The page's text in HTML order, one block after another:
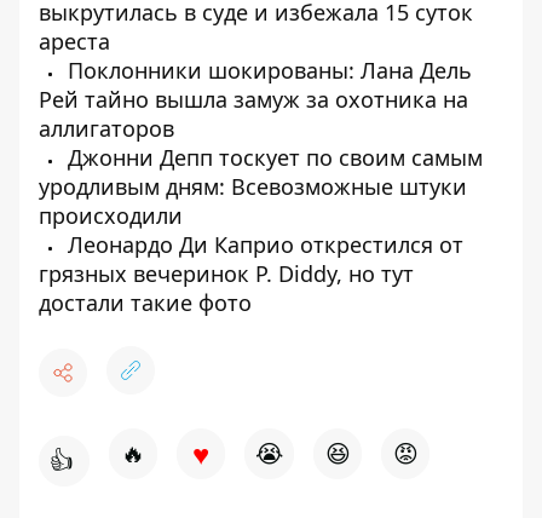
выкрутилась в суде и избежала 15 суток
ареста
Поклонники шокированы: Лана Дель
Рей тайно вышла замуж за охотника на
аллигаторов
Джонни Депп тоскует по своим самым
уродливым дням: Всевозможные штуки
происходили
Леонардо Ди Каприо открестился от
грязных вечеринок P. Diddy, но тут
достали такие фото
👍 🔥 ♥ 😭 😆 😡